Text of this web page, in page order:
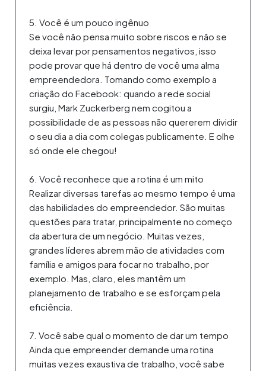
5. Você é um pouco ingênuo
Se você não pensa muito sobre riscos e não se
deixa levar por pensamentos negativos, isso
pode provar que há dentro de você uma alma
empreendedora. Tomando como exemplo a
criação do Facebook: quando a rede social
surgiu, Mark Zuckerberg nem cogitou a
possibilidade de as pessoas não quererem dividir
o seu dia a dia com colegas publicamente. E olhe
só onde ele chegou!
6. Você reconhece que a rotina é um mito
Realizar diversas tarefas ao mesmo tempo é uma
das habilidades do empreendedor. São muitas
questões para tratar, principalmente no começo
da abertura de um negócio. Muitas vezes,
grandes líderes abrem mão de atividades com
família e amigos para focar no trabalho, por
exemplo. Mas, claro, eles mantêm um
planejamento de trabalho e se esforçam pela
eficiência.
7. Você sabe qual o momento de dar um tempo
Ainda que empreender demande uma rotina
muitas vezes exaustiva de trabalho, você sabe